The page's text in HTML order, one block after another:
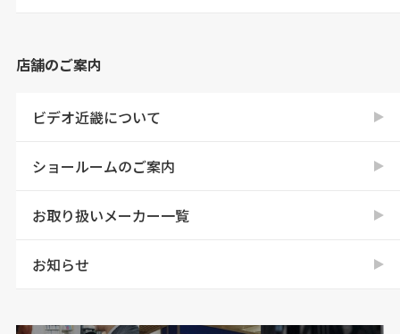
店舗のご案内
ビデオ近畿について
ショールームのご案内
お取り扱いメーカー一覧
お知らせ